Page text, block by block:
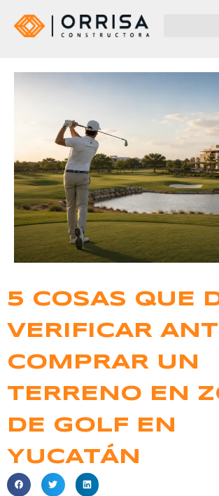
5 COSAS QUE
VERIFICAR
COMPRAR UN
TERRENO EN
DE GOLF EN
YUCATÁN